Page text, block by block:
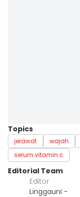
Topics
jerawat wajah
serum vitamin c
Editorial Team
Editor
Linggauni -